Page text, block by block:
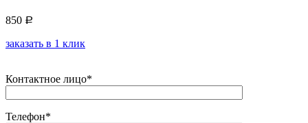
850 Р
заказать в 1 клик
Контактное лицо*
Телефон*